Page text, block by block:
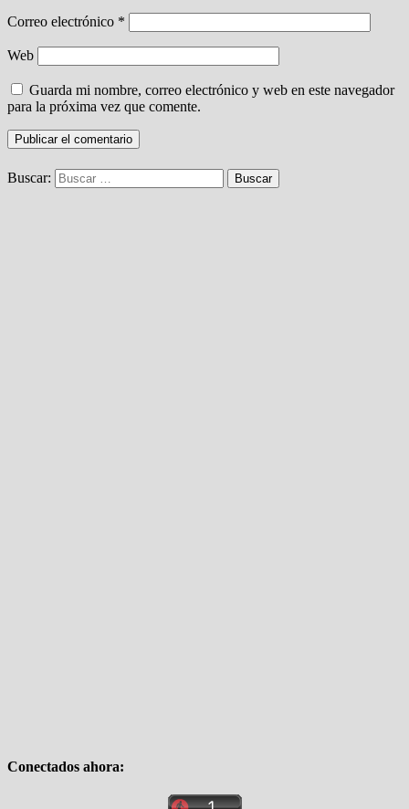
Correo electrónico *
Web
Guarda mi nombre, correo electrónico y web en este navegador
para la próxima vez que comente.
Buscar:
Conectados ahora: